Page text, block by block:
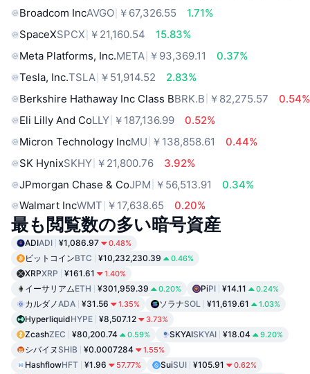
Broadcom IncAVGO ￥67,326.55
1.71%
SpaceXSPCX ￥21,160.54
15.83%
Meta Platforms, Inc.META ￥93,369.11
0.37%
Tesla, Inc.TSLA ￥51,914.52
2.83%
Berkshire Hathaway Inc Class BBRK.B ￥82,275.57
0.54%
Eli Lilly And CoLLY ￥187,136.99
0.52%
Micron Technology IncMU ￥138,858.61
0.44%
SK HynixSKHY ￥21,800.76
3.92%
JPmorgan Chase & CoJPM ￥56,513.91
0.34%
Walmart IncWMT ￥17,638.65 0.20%
最も閲覧数の多い暗号資産
ADIADI ¥1,086.97 0.48%
ビットコインBTC ¥10,232,230.39 0.46%
XRPXRP ¥161.61 1.40%
イーサリアムETH ¥301,959.39 0.20% PiPI ¥14.11 0.24%
カルダノADA ¥31.56 1.35% ソラナSOL ¥11,619.61 1.03%
HyperliquidHYPE ¥8,507.12 3.73%
ZcashZEC ¥80,200.74 0.59% SKYAISKYAI ¥18.04 9.20%
シバイヌ SHIB ¥0.0007284 1.55%
HashflowHFT ¥1.96 57.77% SuiSUI ¥105.91 0.62%